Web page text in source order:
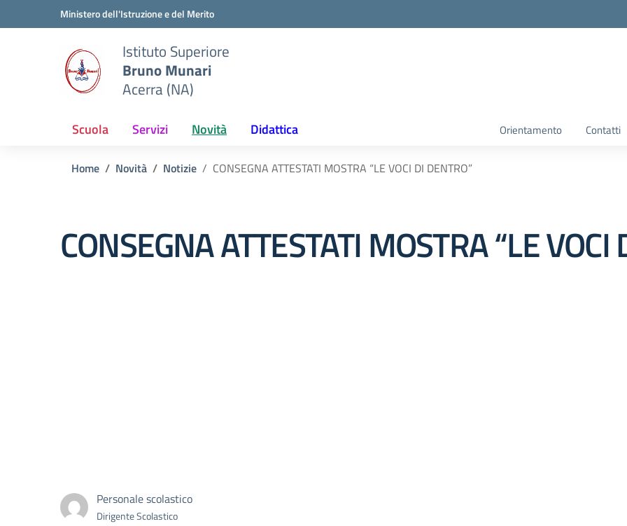
Vai ai contenuti
Vai al menu di navigazioneMinistero dell'Istruzione e del Merito
Istituto Superiore
Bruno Munari
Acerra (NA)
Scuola Servizi Novità Didattica Orientamento Contatti
Home Novità Notizie CONSEGNA ATTESTATI MOSTRA “LE VOCI DI DENTRO”
CONSEGNA ATTESTATI MOSTRA “LE VOCI
Personale scolastico
Dirigente Scolastico